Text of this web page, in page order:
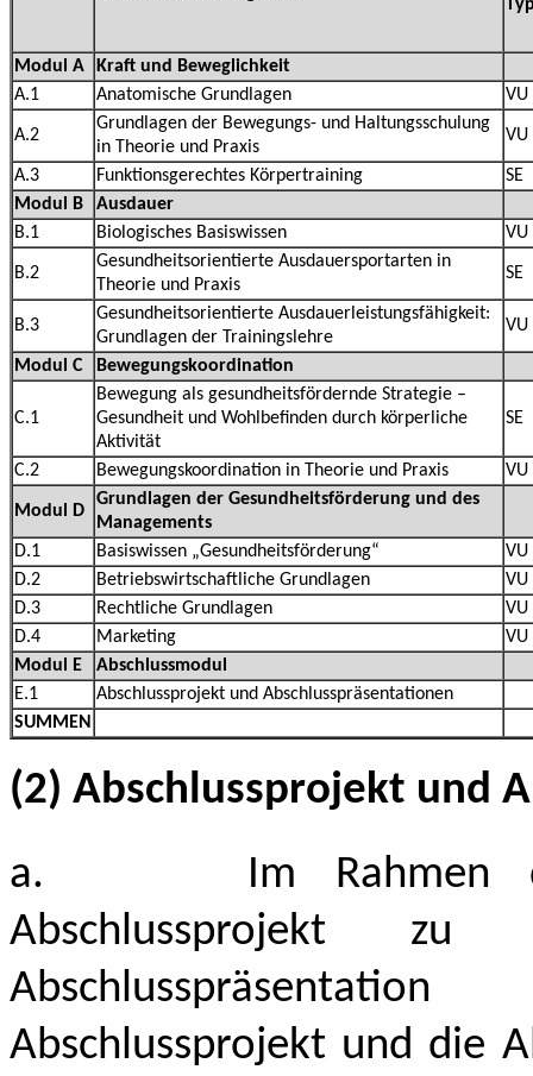
Modul A
Kraft und Beweglichkeit
A.1
Anatomische Grundlagen VU
A.2
Grundlagen der Bewegungs- und Haltungsschulung
in Theorie und Praxis
VU
A.3 Funktionsgerechtes Körpertraining
SE
Modul B
Ausdauer
B.1
Biologisches Basiswissen VU
B.2
Gesundheitsorientierte Ausdauersportarten in
Theorie und Praxis
SE
B.3
Gesundheitsorientierte Ausdauerleistungsfähigkeit:
Grundlagen der Trainingslehre
VU
Modul C Bewegungskoordination
C.1
Bewegung als gesundheitsfördernde Strategie –
Gesundheit und Wohlbefinden durch körperliche
Aktivität
SE
C.2 Bewegungskoordination in Theorie und Praxis VU
Modul D
Grundlagen der Gesundheitsförderung und des
Managements
D.1
Basiswissen „Gesundheitsförderung“
VU
D.2
Betriebswirtschaftliche Grundlagen
VU
D.3
Rechtliche Grundlagen
VU
D.4
Marketing
VU
Modul E
Abschlussmodul
E.1
Abschlussprojekt und Abschlusspräsentationen
SUMMEN
(2) Abschlussprojekt und
a.
Im Rahmen
Abschlussprojekt
Abschlussprojekt und die